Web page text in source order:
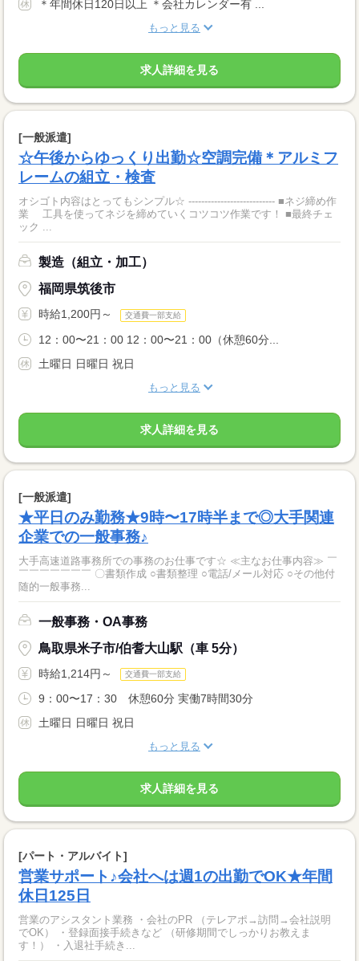
＊年間休日120日以上 ＊会社カレンダー有 ...
もっと見る
求人詳細を見る
[一般派遣]
☆午後からゆっくり出勤☆空調完備＊アルミフ
レームの組立・検査
オシゴト内容はとってもシンプル☆ --------------------------- ■ネジ締め作
業 工具を使ってネジを締めていくコツコツ作業です！ ■最終チェ
ック ...
製造（組立・加工）
福岡県筑後市
時給1,200円～ 交通費一部支給
12：00〜21：00 12：00〜21：00（休憩60分...
土曜日 日曜日 祝日
もっと見る
求人詳細を見る
[一般派遣]
★平日のみ勤務★9時〜17時半まで◎大手関連
企業での一般事務♪
大手高速道路事務所での事務のお仕事です☆ ≪主なお仕事内容≫ ￣
￣￣￣￣￣￣￣ 〇書類作成 ○書類整理 ○電話/メール対応 ○その他付
随的一般事務...
一般事務・OA事務
鳥取県米子市/伯耆大山駅（車 5分）
時給1,214円～ 交通費一部支給
9：00〜17：30 休憩60分 実働7時間30分
土曜日 日曜日 祝日
もっと見る
求人詳細を見る
[パート・アルバイト]
営業サポート♪会社へは週1の出勤でOK★年間
休日125日
営業のアシスタント業務 ・会社のPR （テレアポ→訪問→会社説明
でOK） ・登録面接手続きなど （研修期間でしっかりお教えま
す！） ・入退社手続き...